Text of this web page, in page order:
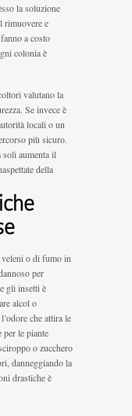
la soluzione
rimuovere e
a costo
colonia è
valutano la
Se invece è
locali o un
più sicuro.
soli aumenta il
della
veleni o di fumo in
per
gli insetti è
alcol o
che attira le
per le piante
o zucchero
danneggiando la
drastiche è